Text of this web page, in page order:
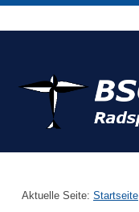
Aktuelle Seite: Startseite